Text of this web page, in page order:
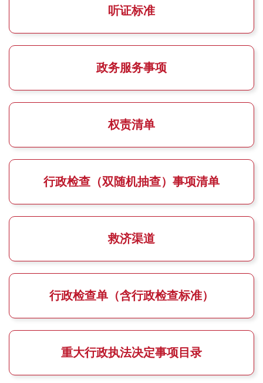
听证标准
政务服务事项
权责清单
行政检查（双随机抽查）事项清单
救济渠道
行政检查单（含行政检查标准）
重大行政执法决定事项目录